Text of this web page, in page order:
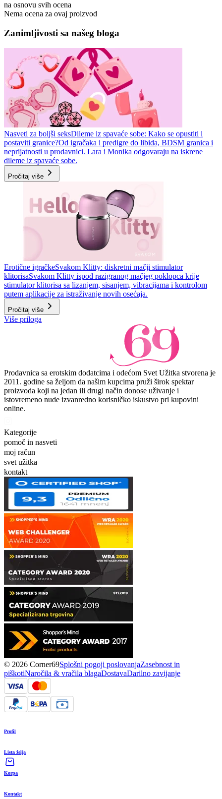
na osnovu svih ocena
Nema ocena za ovaj proizvod
Zanimljivosti sa našeg bloga
Nasveti za boljši seksDileme iz spavaće sobe: Kako se opustiti i
postaviti granice?Od igračaka i predigre do libida, BDSM granica i
neprijatnosti u prodavnici. Lara i Monika odgovaraju na iskrene
dileme iz spavaće sobe.
Pročitaj više
Erotične igračkeSvakom Klitty: diskretni mačji stimulator
klitorisaSvakom Klitty ispod razigranog mačjeg poklopca krije
stimulator klitorisa sa lizanjem, sisanjem, vibracijama i kontrolom
putem aplikacije za istraživanje novih osećaja.
Pročitaj više
Više priloga
Prodavnica sa erotskim dodatcima i odećom Svet Užitka stvorena je
2011. godine sa željom da našim kupcima pruži širok spektar
proizvoda koji na jedan ili drugi način donose uživanje i
istovremeno nude izvanredno korisničko iskustvo pri kupovini
online.
Kategorije
pomoč in nasveti
moj račun
svet užitka
kontakt
© 2026 Corner69Splošni pogoji poslovanjaZasebnost in
piškotiNaročila & vračila blagaDostavaDarilno zavijanje
Profil
Lista želja
Korpa
Kontakt